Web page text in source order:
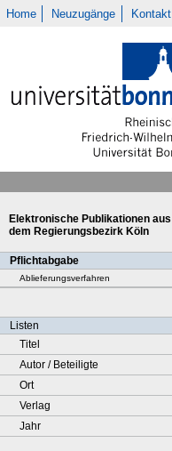
Home Neuzugänge Kontakt
Elektronische Publikationen aus
dem Regierungsbezirk Köln
Pflichtabgabe
Ablieferungsverfahren
Listen
Titel
Autor / Beteiligte
Ort
Verlag
Jahr